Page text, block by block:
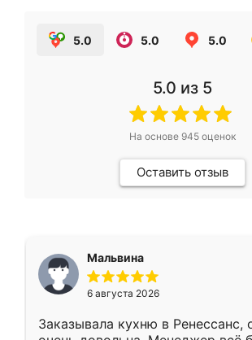
5.0 5.0 5.0
5.0 из 5
На основе 945оценок
Оставить отзыв
Мальвина
6 августа 2026
Заказывала кухню в Ренессанс,